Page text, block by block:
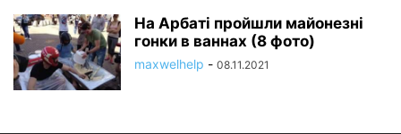
На Арбаті пройшли майонезні
гонки в ваннах (8 фото)
maxwelhelp - 08.11.2021